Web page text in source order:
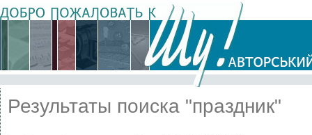
Результаты поиска "праздник"